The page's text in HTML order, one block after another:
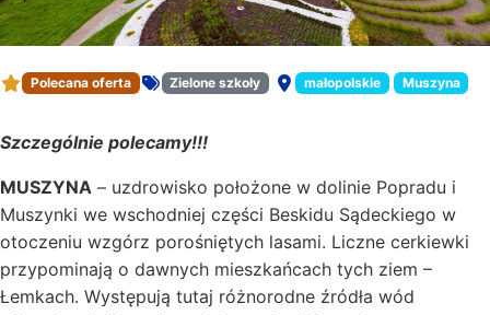
Polecana oferta
Rodzaj oferty:
Zielone szkoły
Miejsce:
małopolskie Muszyna
Szczególnie polecamy!!!
MUSZYNA – uzdrowisko położone w dolinie Popradu i
Muszynki we wschodniej części Beskidu Sądeckiego w
otoczeniu wzgórz porośniętych lasami. Liczne cerkiewki
przypominają o dawnych mieszkańcach tych ziem –
Łemkach. Występują tutaj różnorodne źródła wód